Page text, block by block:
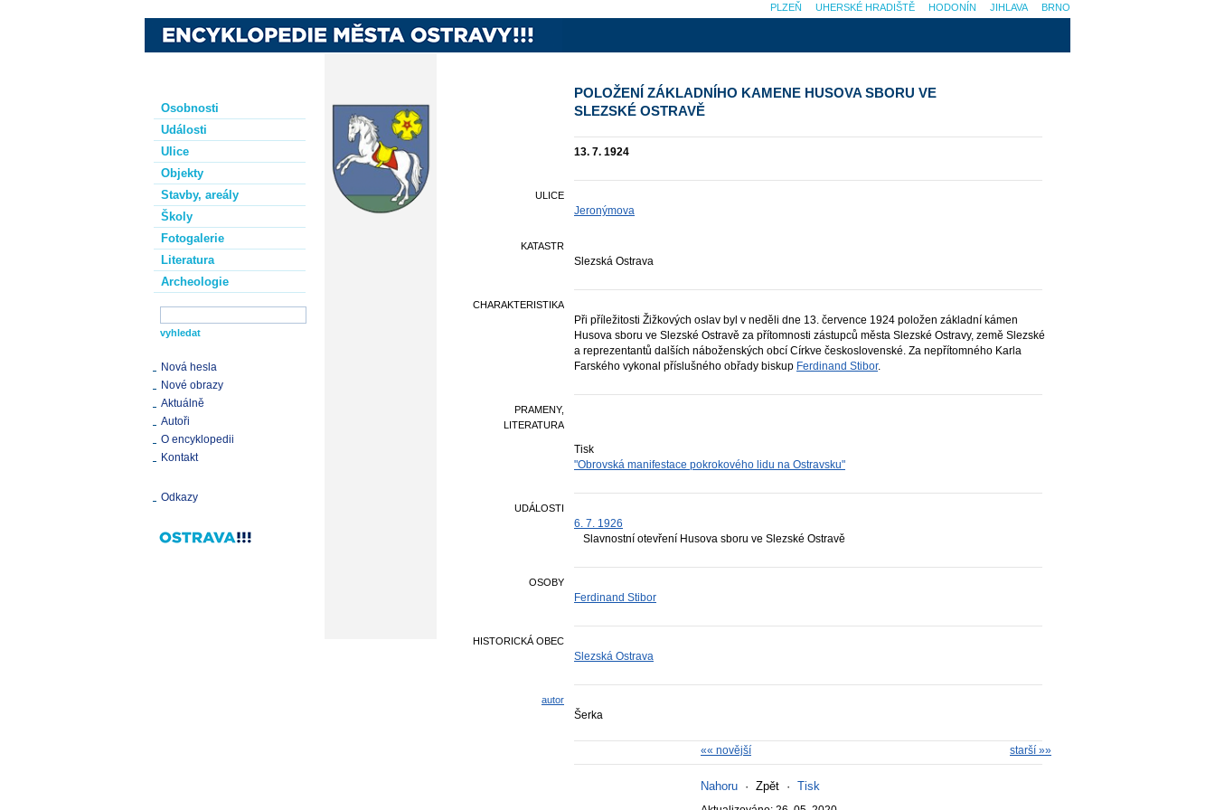
Osobnosti
Události
Ulice
Objekty
Stavby, areály
Školy
Fotogalerie
Literatura
Archeologie
Nová hesla
Nové obrazy
Aktuálně
Autoři
O encyklopedii
Kontakt
Odkazy
POLOŽENÍ ZÁKLADNÍHO KAMENE HUSOVA SBORU VE
SLEZSKÉ OSTRAVĚ
13. 7. 1924
ULICE
Jeronýmova
KATASTR
Slezská Ostrava
CHARAKTERISTIKA
Při příležitosti Žižkových oslav byl v neděli dne 13. července 1924 položen základní kámen
Husova sboru ve Slezské Ostravě za přítomnosti zástupců města Slezské Ostravy, země Slezské
a reprezentantů dalších náboženských obcí Církve československé. Za nepřítomného Karla
Farského vykonal příslušného obřady biskup Ferdinand Stibor.
PRAMENY,
LITERATURA
Tisk
"Obrovská manifestace pokrokového lidu na Ostravsku"
UDÁLOSTI
6. 7. 1926
Slavnostní otevření Husova sboru ve Slezské Ostravě
OSOBY
Ferdinand Stibor
HISTORICKÁ OBEC
Slezská Ostrava
autor
Šerka
starší »»
«« novější
Nahoru · Zpět · Tisk
BRNO
JIHLAVA
HODONÍN
UHERSKÉ HRADIŠTĚ
PLZEŇ